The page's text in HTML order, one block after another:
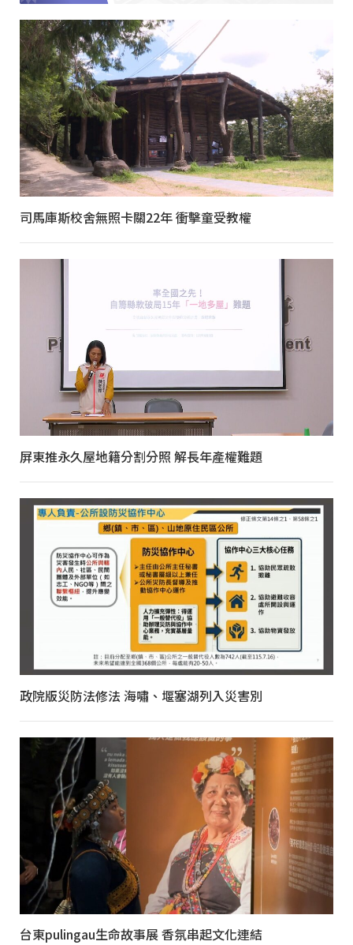
司馬庫斯校舍無照卡關22年 衝擊童受教權
屏東推永久屋地籍分割分照 解長年產權難題
政院版災防法修法 海嘯、堰塞湖列入災害別
台東pulingau生命故事展 香氛串起文化連結